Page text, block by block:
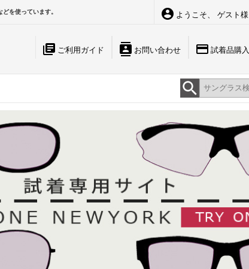
を使っています。 account_circle ようこそ、 ゲスト様
payment 試着品購入
contacts お問い合わせ
library_books ご利用ガイド